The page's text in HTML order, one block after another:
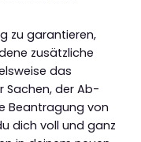
zu garantieren,
zusätzliche
das
Sachen, der Ab-
Beantragung von
dich voll und ganz